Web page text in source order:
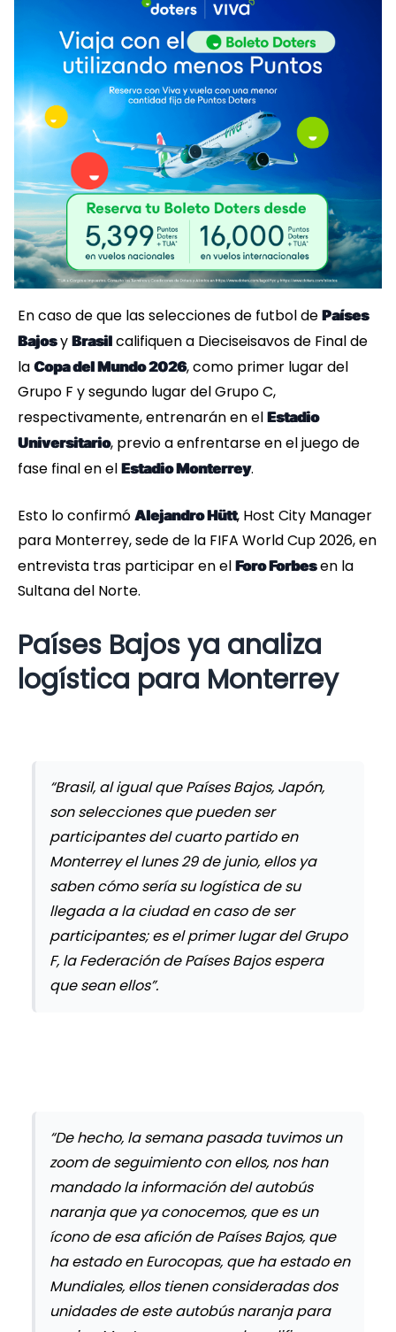
En caso de que las selecciones de futbol de Países
Bajosy Brasil califiquen a Dieciseisavos de Final de
la Copa del Mundo 2026, como primer lugar del
Grupo F y segundo lugar del Grupo C,
respectivamente, entrenarán en el Estadio
Universitario, previo a enfrentarse en el juego de
fase final en el Estadio Monterrey.
Esto lo confirmó Alejandro Hütt, Host City Manager
para Monterrey, sede de la FIFA World Cup 2026, en
entrevista tras participar en el Foro Forbesen la
Sultana del Norte.
Países Bajos ya analiza
logística para Monterrey
“Brasil, al igual que Países Bajos, Japón,
son selecciones que pueden ser
participantes del cuarto partido en
Monterrey el lunes 29 de junio, ellos ya
saben cómo sería su logística de su
llegada a la ciudad en caso de ser
participantes; es el primer lugar del Grupo
F, la Federación de Países Bajos espera
que sean ellos”.
“De hecho, la semana pasada tuvimos un
zoom de seguimiento con ellos, nos han
mandado la información del autobús
naranja que ya conocemos, que es un
ícono de esa afición de Países Bajos, que
ha estado en Eurocopas, que ha estado en
Mundiales, ellos tienen consideradas dos
unidades de este autobús naranja para